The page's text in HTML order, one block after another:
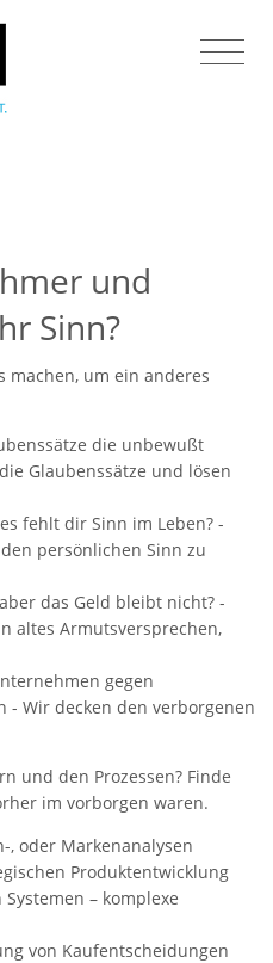
und
Sinn?
machen, um ein anderes
die unbewußt
Glaubenssätze und lösen
fehlt dir Sinn im Leben? -
persönlichen Sinn zu
das Geld bleibt nicht? -
altes Armutsversprechen,
gegen
- Wir decken den verborgenen
und den Prozessen? Finde
im vorborgen waren.
, oder Markenanalysen
Produktentwicklung
– komplexe
von Kaufentscheidungen